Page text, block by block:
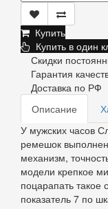
Купить
Купить в один
Скидки
Гарантия
Доставка по РФ
Описание
У мужских часов
ремешок
механизм,
модели крепкое
поцарапать такое
показатель 7 по